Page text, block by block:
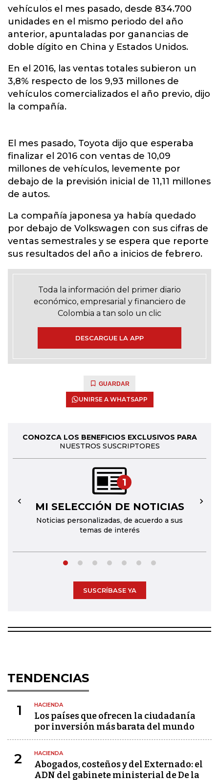
vehículos el mes pasado, desde 834.700
unidades en el mismo periodo del año
anterior, apuntaladas por ganancias de
doble dígito en China y Estados Unidos.
En el 2016, las ventas totales subieron un
3,8% respecto de los 9,93 millones de
vehículos comercializados el año previo, dijo
la compañía.
El mes pasado, Toyota dijo que esperaba
finalizar el 2016 con ventas de 10,09
millones de vehículos, levemente por
debajo de la previsión inicial de 11,11 millones
de autos.
La compañía japonesa ya había quedado
por debajo de Volkswagen con sus cifras de
ventas semestrales y se espera que reporte
sus resultados del año a inicios de febrero.
Toda la información del primer diario
económico, empresarial y financiero de
Colombia a tan solo un clic
DESCARGUE LA APP
GUARDAR
UNIRSE A WHATSAPP
CONOZCA LOS BENEFICIOS EXCLUSIVOS PARA
NUESTROS SUSCRIPTORES
1
MI SELECCIÓN DE NOTICIAS
Noticias personalizadas, de acuerdo a sus
temas de interés
← →
SUSCRÍBASE YA
TENDENCIAS
1 HACIENDA
Los países que ofrecen la ciudadanía
por inversión más barata del mundo
2 HACIENDA
Abogados, costeños y del Externado: el
ADN del gabinete ministerial de De la